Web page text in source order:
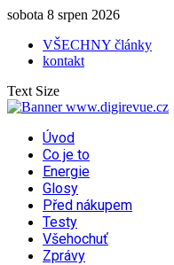
sobota 8 srpen 2026
VŠECHNY články
kontakt
Text Size
Úvod
Co je to
Energie
Glosy
Před nákupem
Testy
Všehochuť
Zprávy